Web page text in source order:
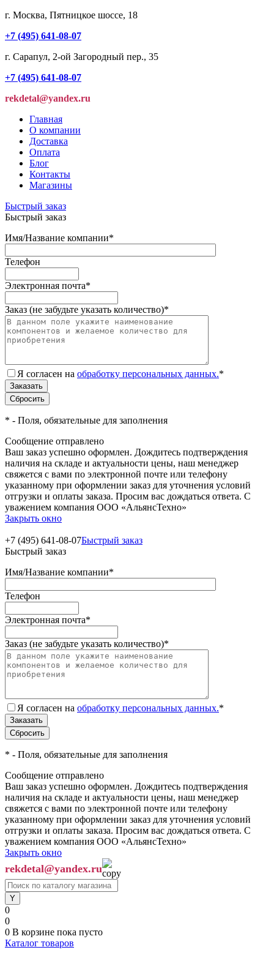
г. Москва, Пятницкое шоссе, 18
+7 (495) 641-08-07
г. Сарапул, 2-ой Загородный пер., 35
+7 (495) 641-08-07
rekdetal@yandex.ru
Главная
О компании
Доставка
Оплата
Блог
Контакты
Магазины
Быстрый заказ
Быстрый заказ
Имя/Название компании*
Телефон
Электронная почта*
Заказ (не забудьте указать количество)*
Я согласен на обработку персональных данных.*
* - Поля, обязательные для заполнения
Сообщение отправлено
Ваш заказ успешно оформлен. Дождитесь подтверждения
наличия на складе и актуальности цены, наш менеджер
свяжется с вами по электронной почте или телефону
указанному при оформлении заказ для уточнения условий
отгрузки и оплаты заказа. Просим вас дождаться ответа. С
уважением компания ООО «АльянсТехно»
Закрыть окно
+7 (495) 641-08-07Быстрый заказ
Быстрый заказ
Имя/Название компании*
Телефон
Электронная почта*
Заказ (не забудьте указать количество)*
Я согласен на обработку персональных данных.*
* - Поля, обязательные для заполнения
Сообщение отправлено
Ваш заказ успешно оформлен. Дождитесь подтверждения
наличия на складе и актуальности цены, наш менеджер
свяжется с вами по электронной почте или телефону
указанному при оформлении заказ для уточнения условий
отгрузки и оплаты заказа. Просим вас дождаться ответа. С
уважением компания ООО «АльянсТехно»
Закрыть окно
rekdetal@yandex.ru
0
0
0 В корзине пока пусто
Каталог товаров